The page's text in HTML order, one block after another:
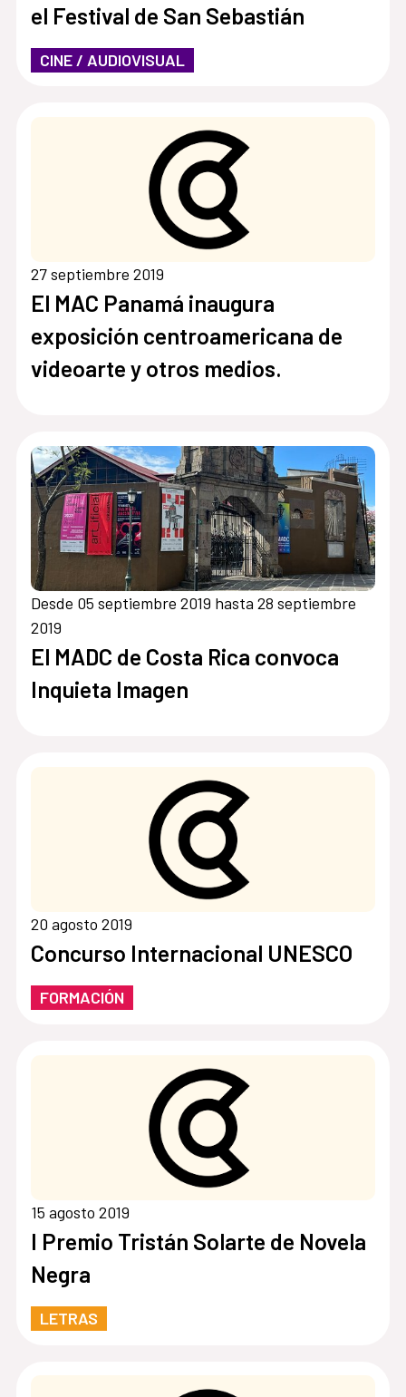
el Festival de San Sebastián
CINE / AUDIOVISUAL
27 septiembre 2019
El MAC Panamá inaugura
exposición centroamericana de
videoarte y otros medios.
Desde 05 septiembre 2019 hasta 28 septiembre
2019
El MADC de Costa Rica convoca
Inquieta Imagen
20 agosto 2019
Concurso Internacional UNESCO
FORMACIÓN
15 agosto 2019
I Premio Tristán Solarte de Novela
Negra
LETRAS